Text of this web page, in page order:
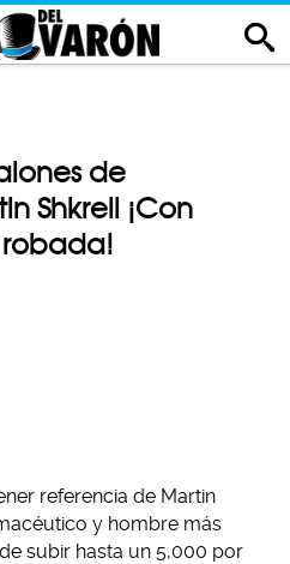
de
Shkreli ¡Con
referencia de Martin
y hombre más
subir hasta un 5,000 por